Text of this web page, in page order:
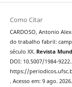
Como Citar
CARDOSO, Antonio
do trabalho fabril:
século XX. Revista
DOI: 10.5007/1984-
https://
. Acesso em: 9 ago. 2026.